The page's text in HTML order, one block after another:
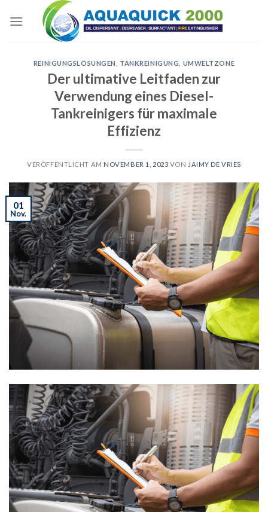
REINIGUNGSLÖSUNGEN TANKREINIGUNG UMWELTZONE
Der ultimative Leitfaden zur
Verwendung eines Diesel-
Tankreinigers für maximale
Effizienz
VERÖFFENTLICHT AM NOVEMBER 1, 2023 VON JAIMY DE VRIES
01
Nov.